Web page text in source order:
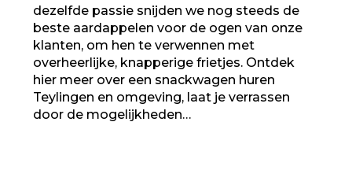
dezelfde passie snijden we nog steeds de
beste aardappelen voor de ogen van onze
klanten, om hen te verwennen met
overheerlijke, knapperige frietjes. Ontdek
hier meer over een snackwagen huren
Teylingen en omgeving, laat je verrassen
door de mogelijkheden…